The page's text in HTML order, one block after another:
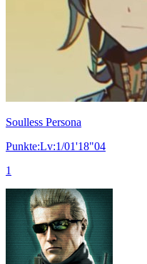
Soulless Persona
Punkte:Lv:1/01'18"04
1